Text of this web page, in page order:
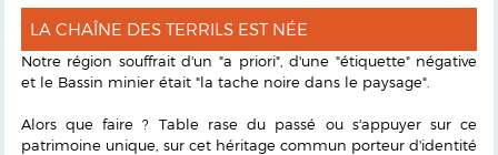
LA CHAÎNE DES TERRILS EST NÉE
Notre région souffrait d'un "a priori", d'une "étiquette" négative
et le Bassin minier était "la tache noire dans le paysage".
Alors que faire ? Table rase du passé ou s'appuyer sur ce
patrimoine unique, sur cet héritage commun porteur d'identité